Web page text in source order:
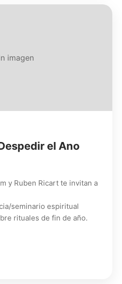
imagen
el Ano
y Ruben Ricart te invitan a
seminario espiritual
rituales de fin de año.